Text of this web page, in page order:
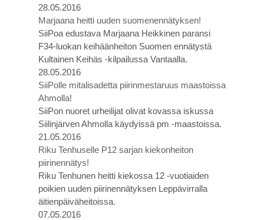
28.05.2016
Marjaana heitti uuden suomenennätyksen!
SiiPoa edustava Marjaana Heikkinen paransi
F34-luokan keihäänheiton Suomen ennätystä
Kultainen Keihäs -kilpailussa Vantaalla.
28.05.2016
SiiPolle mitalisadetta piirinmestaruus maastoissa
Ahmolla!
SiiPon nuoret urheilijat olivat kovassa iskussa
Siilinjärven Ahmolla käydyissä pm -maastoissa.
21.05.2016
Riku Tenhuselle P12 sarjan kiekonheiton
piirinennätys!
Riku Tenhunen heitti kiekossa 12 -vuotiaiden
poikien uuden piirinennätyksen Leppävirralla
äitienpäiväheitoissa.
07.05.2016